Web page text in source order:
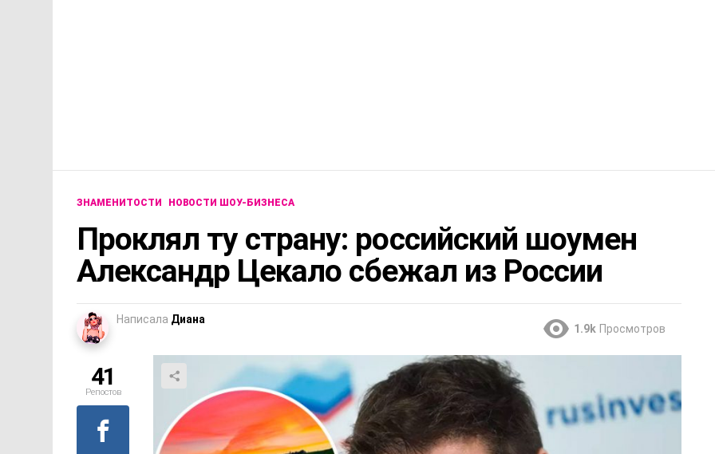
ЗНАМЕНИТОСТИ НОВОСТИ ШОУ-БИЗНЕСА
Проклял ту страну: российский шоумен
Александр Цекало сбежал из России
Написала Диана
1.9k Просмотров
41
Репостов